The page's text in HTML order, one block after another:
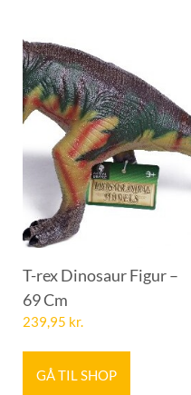
T-rex Dinosaur Figur –
69 Cm
239,95 kr.
GÅ TIL SHOP